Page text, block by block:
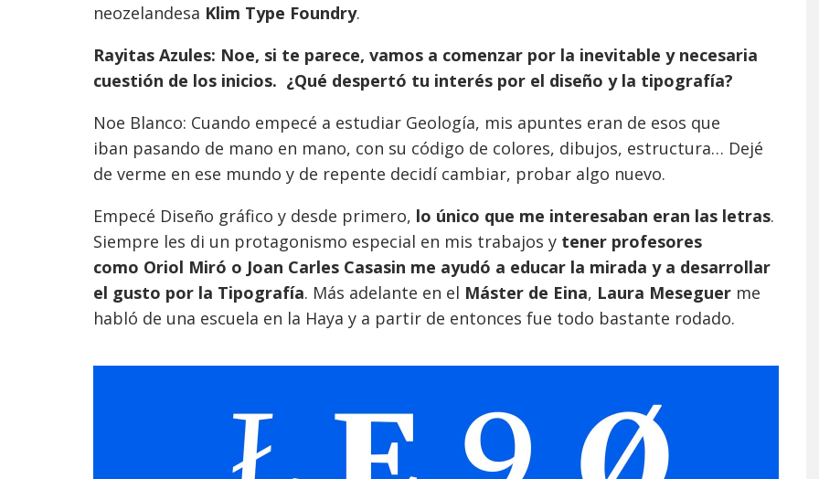
neozelandesa Klim Type Foundry.
Rayitas Azules: Noe, si te parece, vamos a comenzar por la inevitable y necesaria
cuestión de los inicios. ¿Qué despertó tu interés por el diseño y la tipografía?
Noe Blanco: Cuando empecé a estudiar Geología, mis apuntes eran de esos que
iban pasando de mano en mano, con su código de colores, dibujos, estructura… Dejé
de verme en ese mundo y de repente decidí cambiar, probar algo nuevo.
Empecé Diseño gráfico y desde primero, lo único que me interesaban eran las letras.
Siempre les di un protagonismo especial en mis trabajos y tener profesores
como Oriol Miró o Joan Carles Casasin me ayudó a educar la mirada y a desarrollar
el gusto por la Tipografía. Más adelante en el Máster de Eina, Laura Meseguer me
habló de una escuela en la Haya y a partir de entonces fue todo bastante rodado.